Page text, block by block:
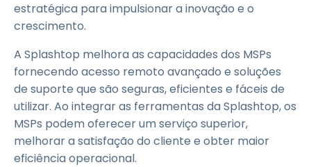
estratégica para impulsionar a inovação e o
crescimento.
A Splashtop melhora as capacidades dos MSPs
fornecendo acesso remoto avançado e soluções
de suporte que são seguras, eficientes e fáceis de
utilizar. Ao integrar as ferramentas da Splashtop, os
MSPs podem oferecer um serviço superior,
melhorar a satisfação do cliente e obter maior
eficiência operacional.